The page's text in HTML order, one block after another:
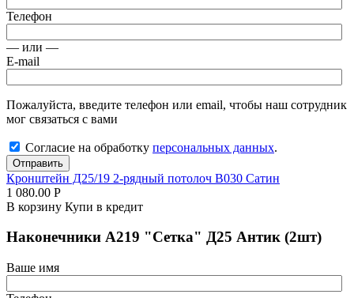
Телефон
— или —
E-mail
Пожалуйста, введите телефон или email, чтобы наш сотрудник
мог связаться с вами
Согласие на обработку персональных данных.
Отправить
Кронштейн Д25/19 2-рядный потолоч В030 Сатин
1 080.00 Р
В корзину Купи в кредит
Наконечники А219 "Сетка" Д25 Антик (2шт)
Ваше имя